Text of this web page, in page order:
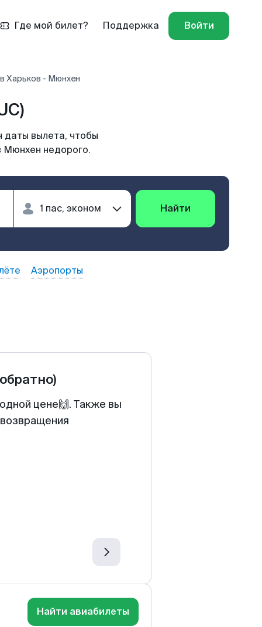
Где мой билет? Поддержка Войти
Харьков - Мюнхен
вылета, чтобы
Мюнхен недорого.
Найти
Аэропорты
цене🙌. Также вы
Найти авиабилеты